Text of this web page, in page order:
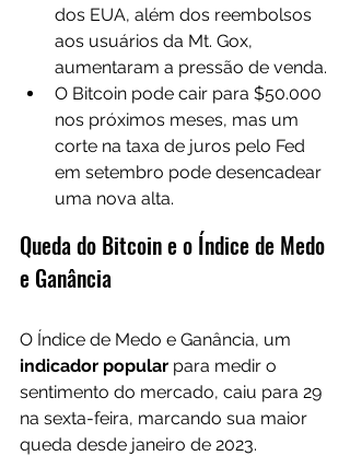
dos EUA, além dos reembolsos
aos usuários da Mt. Gox,
aumentaram a pressão de venda.
O Bitcoin pode cair para $50.000
nos próximos meses, mas um
corte na taxa de juros pelo Fed
em setembro pode desencadear
uma nova alta.
Queda do Bitcoin e o Índice de Medo
e Ganância
O Índice de Medo e Ganância, um
indicador popular para medir o
sentimento do mercado, caiu para 29
na sexta-feira, marcando sua maior
queda desde janeiro de 2023.